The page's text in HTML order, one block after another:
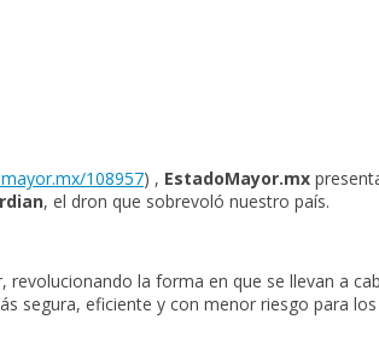
108957) , EstadoMayor.mx
, el dron que sobrevoló nuestro país.
la forma en que se llevan a
segura, eficiente y con menor riesgo para